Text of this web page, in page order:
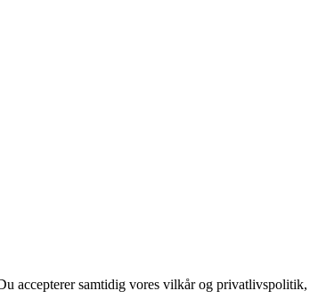
accepterer samtidig vores vilkår og